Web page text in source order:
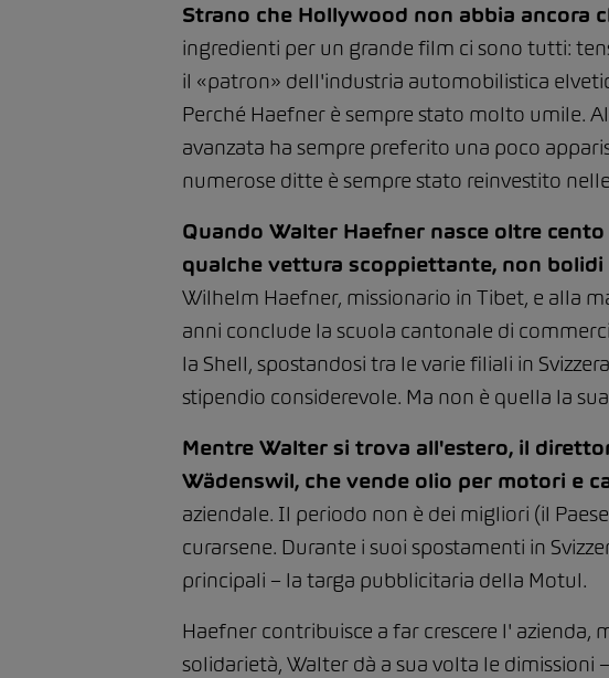
Strano che Hollywood non abbia ancora
ingredienti per un grande film ci sono tutti:
il «patron» dell'industria automobilistica
Perché Haefner è sempre stato molto umile.
avanzata ha sempre preferito una poco
numerose ditte è sempre stato reinvestito
Quando Walter Haefner nasce oltre
qualche vettura scoppiettante, non bolidi
Wilhelm Haefner, missionario in Tibet, e alla
anni conclude la scuola cantonale di
la Shell, spostandosi tra le varie filiali in
stipendio considerevole. Ma non è quella la
Mentre Walter si trova all'estero, il
Wädenswil, che vende olio per motori e
aziendale. Il periodo non è dei migliori (il
curarsene. Durante i suoi spostamenti in
principali – la targa pubblicitaria della Motul.
Haefner contribuisce a far crescere l'
solidarietà, Walter dà a sua volta le dimissioni